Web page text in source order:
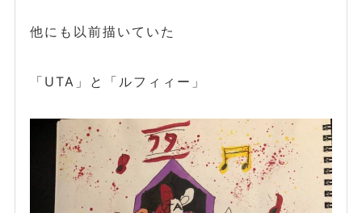
他にも以前描いていた
「UTA」と「ルフィィー」